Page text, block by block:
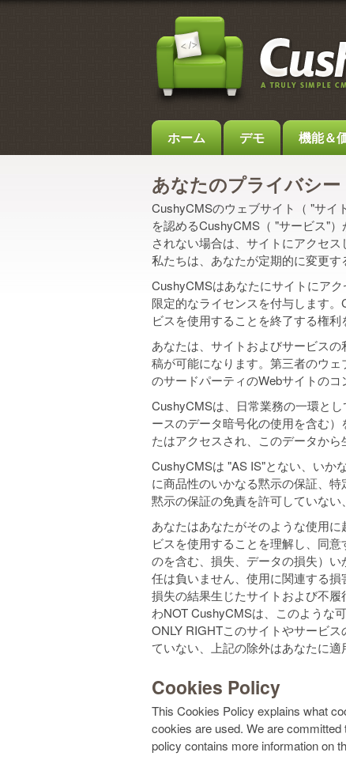
ホーム デモ 機能＆
あなたのプライバシー
CushyCMSのウェブサイト（ "サイ
を認めるCushyCMS（ "サービス"
されない場合は、サイトにアクセ
私たちは、あなたが定期的に変更す
CushyCMSはあなたにサイトにア
限定的なライセンスを付与します
ビスを使用することを終了する権利
あなたは、サイトおよびサービス
稿が可能になります。第三者のウ
のサードパーティのWebサイトの
CushyCMSは、日常業務の一環と
ースのデータ暗号化の使用を含む
たはアクセスされ、このデータから
CushyCMSは "AS IS"とない、いか
に商品性のいかなる黙示の保証、
黙示の保証の免責を許可していない
あなたはあなたがそのような使用
ビスを使用することを理解し、同
のを含む、損失、データの損失）
任は負いません、使用に関連する
損失の結果生じたサイトおよび不
わNOT CushyCMSは、このような
ONLY RIGHTこのサイトやサービ
ていない、上記の除外はあなたに適
Cookies Policy
This Cookies Policy explains what
cookies are used. We are
policy contains more information on